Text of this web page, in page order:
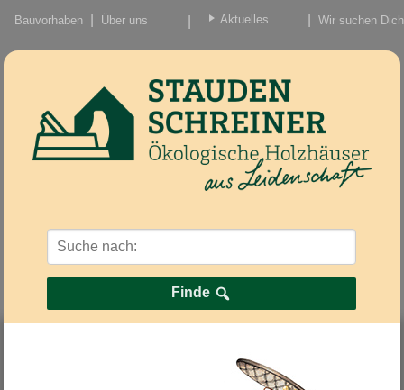
Bauvorhaben Über uns
Aktuelles
Nachrichten/Einzug
Wir suchen
Finde